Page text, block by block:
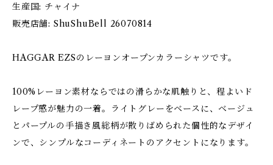
生産国: チャイナ
販売店舗: ShuShuBell 26070814
HAGGAR EZSのレーヨンオープンカラーシャツです。
100%レーヨン素材ならではの滑らかな肌触りと、程よいド
レープ感が魅力の一着。ライトグレーをベースに、ベージュ
とパープルの手描き風総柄が散りばめられた個性的なデザイ
ンで、シンプルなコーディネートのアクセントになります。